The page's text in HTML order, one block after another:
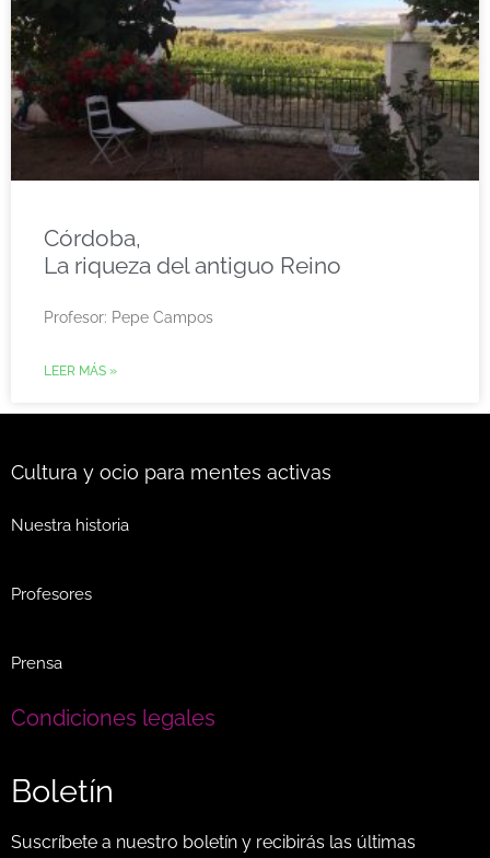
Córdoba,
La riqueza del antiguo Reino
Profesor: Pepe Campos
LEER MÁS »
Cultura y ocio para mentes activas
Nuestra historia
Profesores
Prensa
Condiciones legales
Boletín
Suscríbete a nuestro boletín y recibirás las últimas